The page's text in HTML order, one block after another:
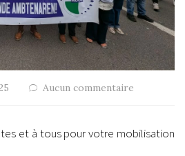
Aucun commentaire
et à tous pour votre mobilisation